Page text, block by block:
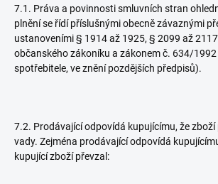
7.1. Práva a povinnosti smluvních stran
plnění se řídí příslušnými obecně závaznými
ustanoveními § 1914 až 1925, § 2099 až
občanského zákoníku a zákonem č. 634/1992
spotřebitele, ve znění pozdějších předpisů).
7.2. Prodávající odpovídá kupujícímu, že zboží
vady. Zejména prodávající odpovídá
kupující zboží převzal: